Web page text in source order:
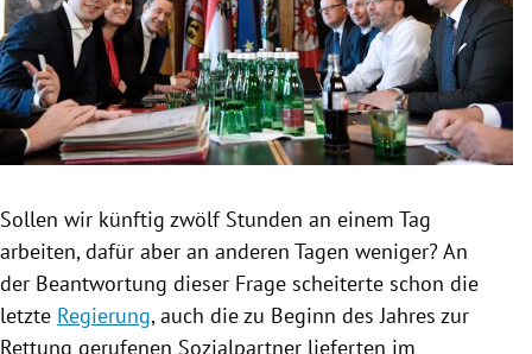
Untermenü
Untermenü
Untermenü
Untermenü
Sollen wir künftig zwölf Stunden an einem Tag
arbeiten, dafür aber an anderen Tagen weniger? An
der Beantwortung dieser Frage scheiterte schon die
letzte Regierung, auch die zu Beginn des Jahres zur
Rettung gerufenen Sozialpartner lieferten im